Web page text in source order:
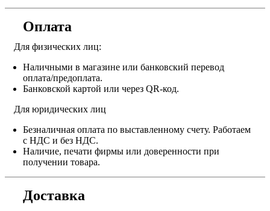
Оплата
Для физических лиц:
Наличными в магазине или банковский перевод
оплата/предоплата.
Банковской картой или через QR-код.
Для юридических лиц
Безналичная оплата по выставленному счету. Работаем
с НДС и без НДС.
Наличие, печати фирмы или доверенности при
получении товара.
Доставка